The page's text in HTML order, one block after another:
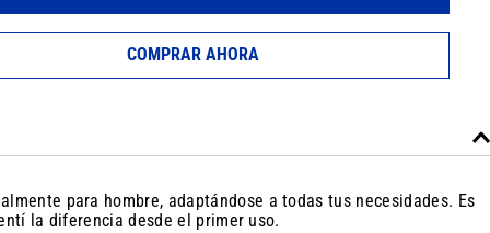
COMPRAR AHORA
para hombre, adaptándose a todas tus necesidades. Es
la diferencia desde el primer uso.